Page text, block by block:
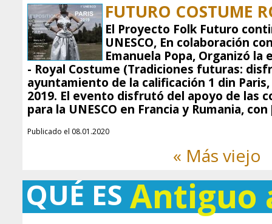
FUTURO COSTUME
El Proyecto Folk Futuro
UNESCO, En colaboración
Emanuela Popa, Organizó la
- Royal Costume (Tradiciones futuras:
ayuntamiento de la calificación 1 din
2019. El evento disfrutó del apoyo de las
para la UNESCO en Francia y Rumania,
Publicado el 08.01.2020
« Más viejo
QUÉ ES Antiguo